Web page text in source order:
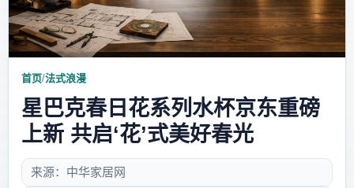
家装攻略 创意家居
首页/法式浪漫
星巴克春日花系列水杯京东重磅
上新 共启‘花’式美好春光
来源：中华家居网